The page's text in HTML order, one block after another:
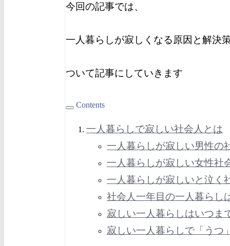
今回の記事では、
一人暮らしが寂しくなる原因と解決
ついて記事にしていきます
Contents
一人暮らしで寂しい社会人とは
一人暮らしが寂しい男性の
一人暮らしが寂しい女性社
一人暮らしが寂しいと泣く
社会人一年目の一人暮らし
寂しい一人暮らしはいつま
寂しい一人暮らしで「うつ